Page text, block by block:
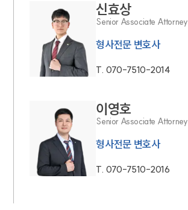
신효상
Senior Associate Attorney
형사전문 변호사
T. 070-7510-2014
이영호
Senior Associate Attorney
형사전문 변호사
T. 070-7510-2016